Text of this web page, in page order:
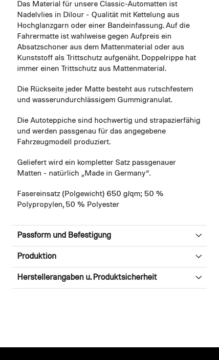
Das Material für unsere Classic-Automatten ist
Nadelvlies in Dilour - Qualität mit Kettelung aus
Hochglanzgarn oder einer Bandeinfassung. Auf die
Fahrermatte ist wahlweise gegen Aufpreis ein
Absatzschoner aus dem Mattenmaterial oder aus
Kunststoff als Trittschutz aufgenäht. Doppelrippe hat
immer einen Trittschutz aus Mattenmaterial.
Die Rückseite jeder Matte besteht aus rutschfestem
und wasserundurchlässigem Gummigranulat.
Die Autoteppiche sind hochwertig und strapazierfähig
und werden passgenau für das angegebene
Fahrzeugmodell produziert.
Geliefert wird ein kompletter Satz passgenauer
Matten - natürlich „Made in Germany“.
Fasereinsatz (Polgewicht) 650 g/qm; 50 %
Polypropylen, 50 % Polyester
Passform und Befestigung
Produktion
Herstellerangaben u. Produktsicherheit